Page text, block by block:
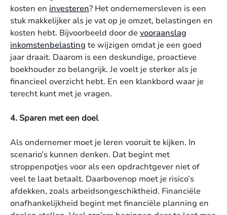
kosten en investeren? Het ondernemersleven is een
stuk makkelijker als je vat op je omzet, belastingen en
kosten hebt. Bijvoorbeeld door devooraanslag
inkomstenbelasting te wijzigen omdat je een goed
jaar draait. Daarom is een deskundige, proactieve
boekhouder zo belangrijk. Je voelt je sterker als je
financieel overzicht hebt. En een klankbord waar je
terecht kunt met je vragen.
4. Sparen met een doel
Als ondernemer moet je leren vooruit te kijken. In
scenario’s kunnen denken. Dat begint met
stroppenpotjes voor als een opdrachtgever niet of
veel te laat betaalt. Daarbovenop moet je risico’s
afdekken, zoals arbeidsongeschiktheid. Financiële
onafhankelijkheid begint met financiële planning en